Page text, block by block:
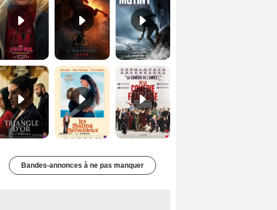
Les Matins merveilleux Bande-annonce VF De la Comédie-Française Teaser VF
Bandes-annonces à ne pas manquer